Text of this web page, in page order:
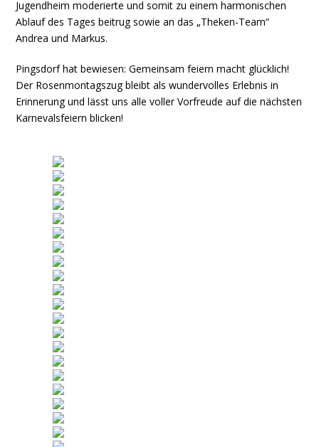
Jugendheim moderierte und somit zu einem harmonischen
Ablauf des Tages beitrug sowie an das „Theken-Team“
Andrea und Markus.
Pingsdorf hat bewiesen: Gemeinsam feiern macht glücklich!
Der Rosenmontagszug bleibt als wundervolles Erlebnis in
Erinnerung und lässt uns alle voller Vorfreude auf die nächsten
Karnevalsfeiern blicken!